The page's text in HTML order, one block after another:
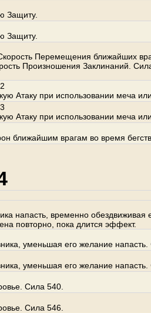
Защиту.
Защиту.
Перемещения ближайших
Произношения Заклинаний.
Атаку при использовании меча
Атаку при использовании меча
ближайшим врагам во время
напасть, временно обездвиживая
повторно, пока длится эффект.
уменьшая его желание
уменьшая его желание
Сила 540.
Сила 546.